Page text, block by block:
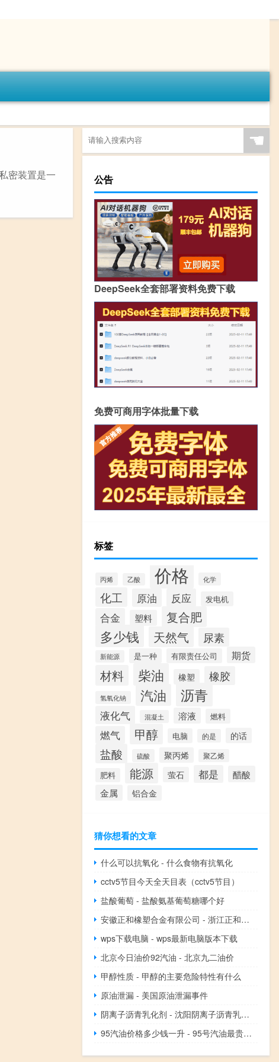
密装置是一
☚
公告
DeepSeek全套部署资料免费下载
免费可商用字体批量下载
标签
丙烯 乙酸 价格 化学
化工 原油 反应 发电机
合金 塑料 复合肥
多少钱 天然气 尿素
新能源 是一种 有限责任公司 期货
材料 柴油 橡塑 橡胶
氢氧化钠 汽油 沥青
液化气 混凝土 溶液 燃料
燃气 甲醇 电脑 的是 的话
盐酸 硫酸 聚丙烯 聚乙烯
肥料 能源 萤石 都是 醋酸
金属 铝合金
猜你想看的文章
什么可以抗氧化 - 什么食物有抗氧化
cctv5节目今天全天目表（cctv5节目）
盐酸葡萄 - 盐酸氨基葡萄糖哪个好
安徽正和橡塑合金有限公司 - 浙江正和橡塑制品有限公司
wps下载电脑 - wps最新电脑版本下载
北京今日油价92汽油 - 北京九二油价
甲醇性质 - 甲醇的主要危险特性有什么
原油泄漏 - 美国原油泄漏事件
阴离子沥青乳化剂 - 沈阳阴离子沥青乳化剂
95汽油价格多少钱一升 - 95号汽油最贵的时候多少钱一升